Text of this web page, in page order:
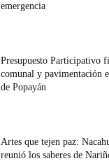
emergencia
Presupuesto Participativo
comunal y pavimentación
de Popayán
Artes que tejen paz:
reunió los saberes de